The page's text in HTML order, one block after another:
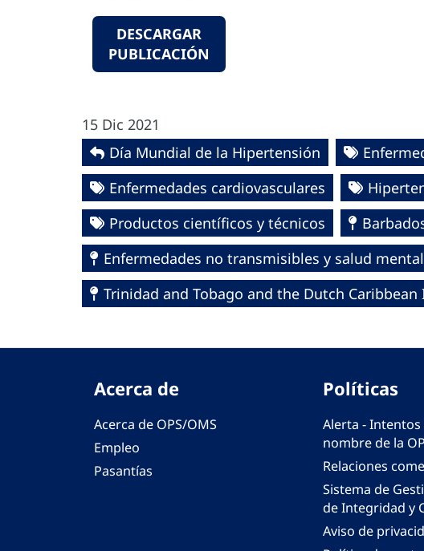
DESCARGAR
PUBLICACIÓN
15 Dic 2021
Día Mundial de la Hipertensión
Enfermedades cardiovasculares
Productos científicos y técnicos
Enfermedades no transmisibles y salud
Trinidad and Tobago and the Dutch Caribbean
Acerca de
Acerca de OPS/OMS
Empleo
Pasantías
Políticas
Alerta - Intentos
nombre de la
Relaciones
Sistema de
de Integridad y
Aviso de